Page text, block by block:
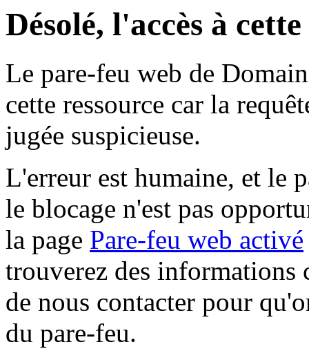
Désolé, l'accès à
Le pare-feu web de
cette ressource car la
jugée suspicieuse.
L'erreur est humaine, et le
le blocage n'est pas
la page Pare-feu web activé
trouverez des informations
de nous contacter pour
du pare-feu.